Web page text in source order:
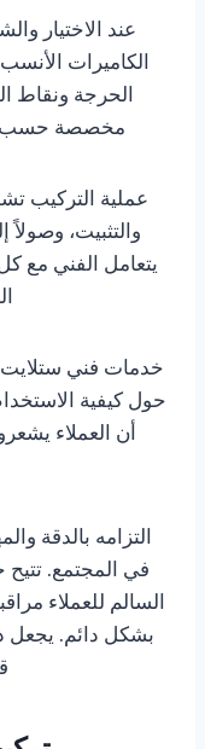
عند الاختيار
الكاميرات
الحرجة ونقاط
مخصصة حسب
عملية التركيب
والتثبيت، وصولاً
يتعامل الفني مع
خدمات فني ستلايت
حول كيفية
أن العملاء
التزامه بالدقة
في المجتمع.
السالم للعملاء
بشكل دائم. يجعل